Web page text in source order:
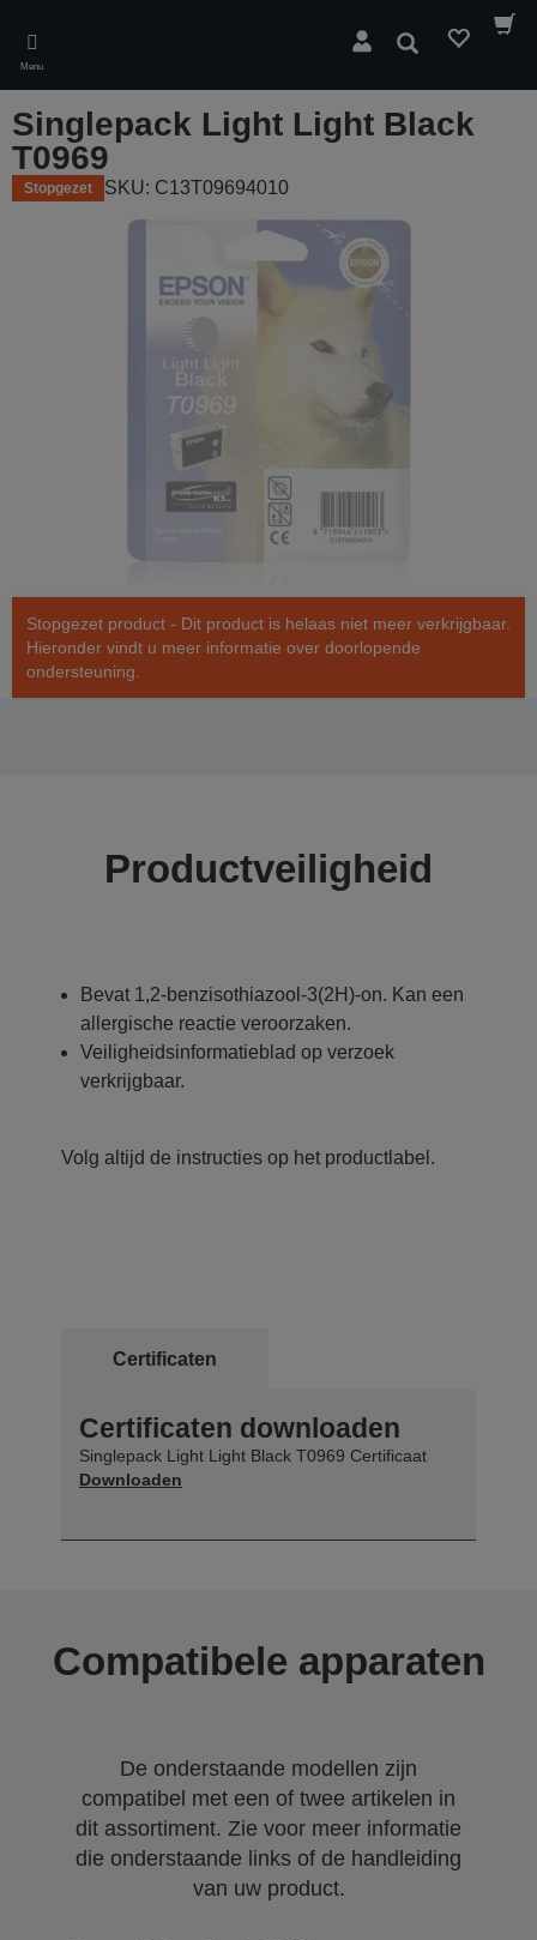
main
content
Menu
Zoeken
Singlepack Light Light Black
T0969
Stopgezet SKU: C13T09694010
Stopgezet product - Dit product is helaas niet meer verkrijgbaar.
Hieronder vindt u meer informatie over doorlopende
ondersteuning.
Productveiligheid
Bevat 1,2-benzisothiazool-3(2H)-on. Kan een
allergische reactie veroorzaken.
Veiligheidsinformatieblad op verzoek
verkrijgbaar.
Volg altijd de instructies op het productlabel.
Certificaten
Certificaten downloaden
Singlepack Light Light Black T0969 Certificaat
Downloaden
Compatibele apparaten
De onderstaande modellen zijn
compatibel met een of twee artikelen in
dit assortiment. Zie voor meer informatie
die onderstaande links of de handleiding
van uw product.